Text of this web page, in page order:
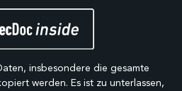
insbesondere die gesamte
werden. Es ist zu unterlassen,